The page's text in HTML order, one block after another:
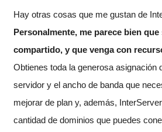
Hay otras cosas que me gustan de
Personalmente, me parece bien
compartido, y que venga con
Obtienes toda la generosa asignación
servidor y el ancho de banda que
mejorar de plan y, además,
cantidad de dominios que puedes